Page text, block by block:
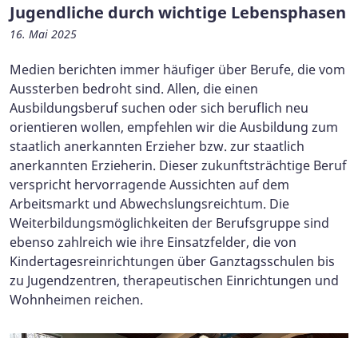
Jugendliche durch wichtige Lebensphasen
16. Mai 2025
Medien berichten immer häufiger über Berufe, die vom
Aussterben bedroht sind. Allen, die einen
Ausbildungsberuf suchen oder sich beruflich neu
orientieren wollen, empfehlen wir die Ausbildung zum
staatlich anerkannten Erzieher bzw. zur staatlich
anerkannten Erzieherin. Dieser zukunftsträchtige Beruf
verspricht hervorragende Aussichten auf dem
Arbeitsmarkt und Abwechslungsreichtum. Die
Weiterbildungsmöglichkeiten der Berufsgruppe sind
ebenso zahlreich wie ihre Einsatzfelder, die von
Kindertagesreinrichtungen über Ganztagsschulen bis
zu Jugendzentren, therapeutischen Einrichtungen und
Wohnheimen reichen.